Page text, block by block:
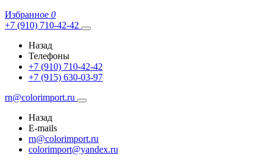
Избранное 0
+7 (910) 710-42-42
Назад
Телефоны
+7 (910) 710-42-42
+7 (915) 630-03-97
rn@colorimport.ru
Назад
E-mails
rn@colorimport.ru
colorimport@yandex.ru